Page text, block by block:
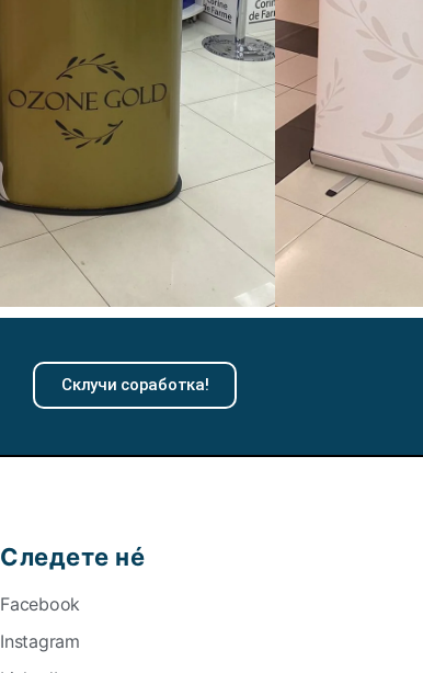
Склучи соработка!
Следете нé
Facebook
Instagram